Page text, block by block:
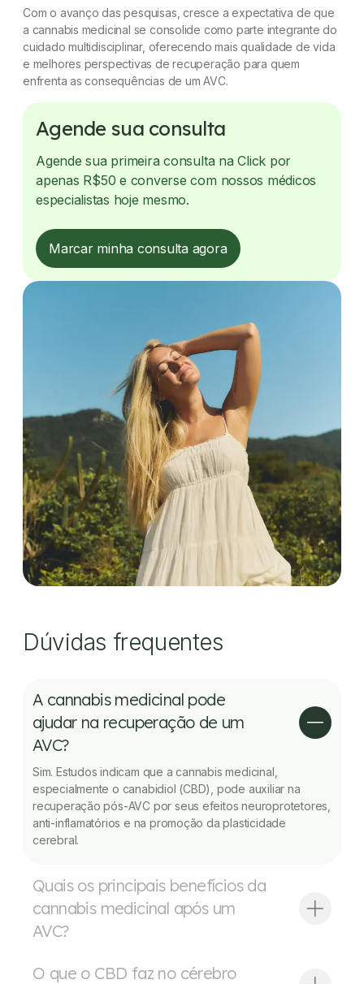
Com o avanço das pesquisas, cresce a expectativa de que
a cannabis medicinal se consolide como parte integrante do
cuidado multidisciplinar, oferecendo mais qualidade de vida
e melhores perspectivas de recuperação para quem
enfrenta as consequências de um AVC.
Agende sua consulta
Agende sua primeira consulta na Click por
apenas R$50 e converse com nossos médicos
especialistas hoje mesmo.
Marcar minha consulta agora
Dúvidas frequentes
A cannabis medicinal pode
ajudar na recuperação de um
AVC?
Sim. Estudos indicam que a cannabis medicinal,
especialmente o canabidiol (CBD), pode auxiliar na
recuperação pós-AVC por seus efeitos neuroprotetores,
anti-inflamatórios e na promoção da plasticidade
cerebral.
Quais os principais benefícios da
cannabis medicinal após um
AVC?
O que o CBD faz no cérebro